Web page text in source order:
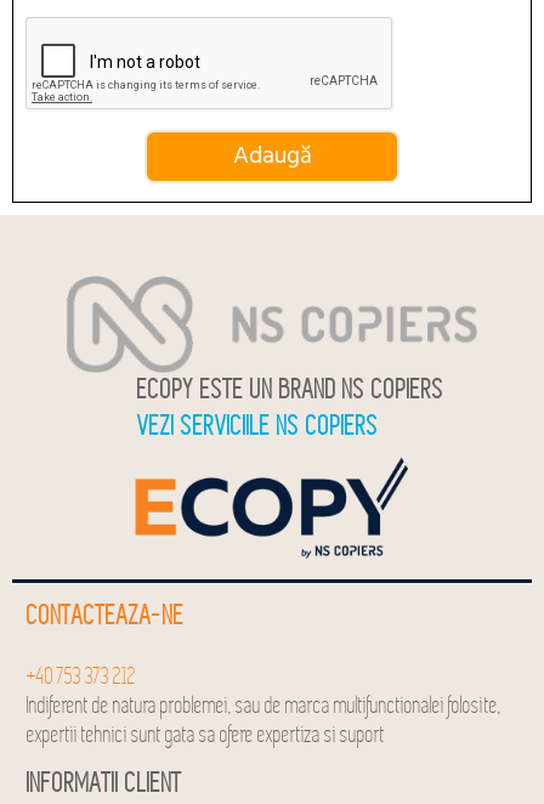
ECOPY ESTE UN BRAND NS COPIERS
VEZI SERVICIILE NS COPIERS
CONTACTEAZA-NE
+40 753 373 212
Indiferent de natura problemei, sau de marca multifunctionalei folosite,
expertii tehnici sunt gata sa ofere expertiza si suport
INFORMATII CLIENT